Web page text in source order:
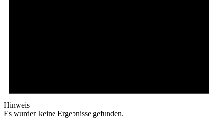
Hinweis
Es wurden keine Ergebnisse gefunden.